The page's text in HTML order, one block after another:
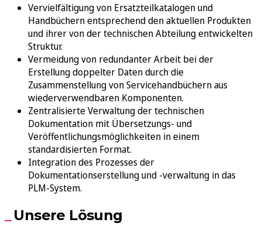
Vervielfältigung von Ersatzteilkatalogen und
Handbüchern entsprechend den aktuellen Produkten
und ihrer von der technischen Abteilung entwickelten
Struktur.
Vermeidung von redundanter Arbeit bei der
Erstellung doppelter Daten durch die
Zusammenstellung von Servicehandbüchern aus
wiederverwendbaren Komponenten.
Zentralisierte Verwaltung der technischen
Dokumentation mit Übersetzungs- und
Veröffentlichungsmöglichkeiten in einem
standardisierten Format.
Integration des Prozesses der
Dokumentationserstellung und -verwaltung in das
PLM-System.
Unsere Lösung